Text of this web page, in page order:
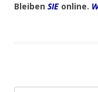
Bleiben SIE online.